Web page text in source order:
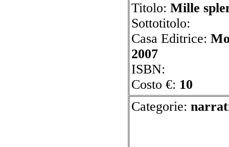
Titolo:Mille
Sottotitolo:
Casa Editrice:
2007
ISBN:
Costo €: 10
Categorie: